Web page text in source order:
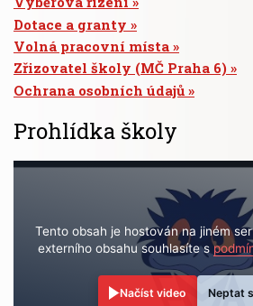
Dotace a granty
Volná pracovní místa
Zřizovatel školy (MČ Praha 6)
Ochrana osobních údajů
Prohlídka školy
Tento obsah je hostován na jiném
externího obsahu souhlasíte s
Načíst video Neptat